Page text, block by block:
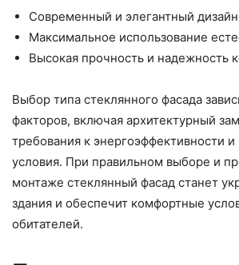
Современный и элегантный
Максимальное использование
Высокая прочность и надежность
Выбор типа стеклянного фасада
факторов, включая архитектурный
требования к энергоэффективности
условия. При правильном выборе и
монтаже стеклянный фасад станет
здания и обеспечит комфортные
обитателей.